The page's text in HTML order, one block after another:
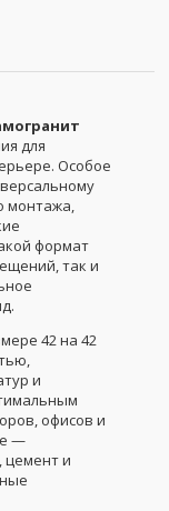
для
Особое
монтажа,
формат
так и
42 на 42
и
офисов и
—
цемент и